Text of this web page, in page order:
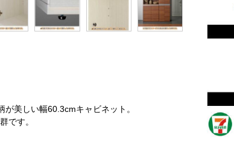
美しい幅60.3cmキャビネット。
です。